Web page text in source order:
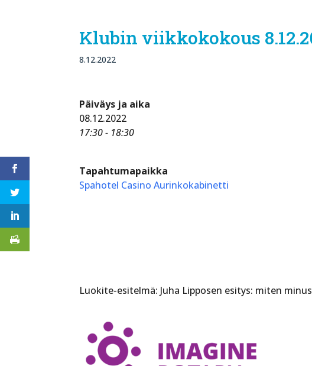
Klubin viikkokokous
8.12.2022
Päiväys ja aika
08.12.2022
17:30 - 18:30
Tapahtumapaikka
Spahotel Casino Aurinkokabinetti
Luokite-esitelmä: Juha Lipposen esitys: miten